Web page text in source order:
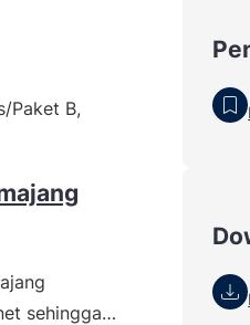
Paket B,
sehingga…